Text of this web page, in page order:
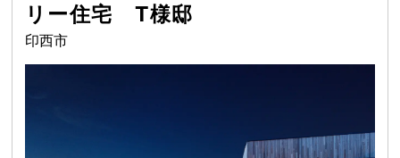
リー住宅 T様邸
印西市